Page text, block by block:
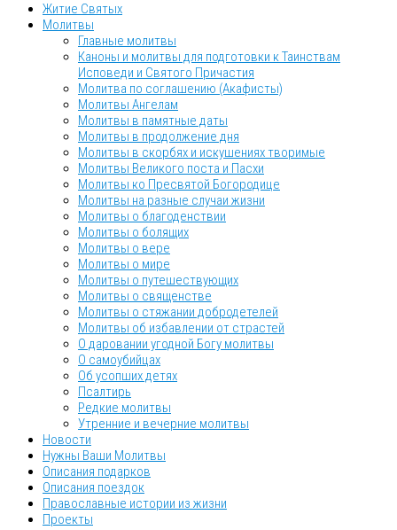
Житие Святых
Молитвы
Главные молитвы
Каноны и молитвы для подготовки к Таинствам
Исповеди и Святого Причастия
Молитва по соглашению (Акафисты)
Молитвы Ангелам
Молитвы в памятные даты
Молитвы в продолжение дня
Молитвы в скорбях и искушениях творимые
Молитвы Великого поста и Пасхи
Молитвы ко Пресвятой Богородице
Молитвы на разные случаи жизни
Молитвы о благоденствии
Молитвы о болящих
Молитвы о вере
Молитвы о мире
Молитвы о путешествующих
Молитвы о священстве
Молитвы о стяжании добродетелей
Молитвы об избавлении от страстей
О даровании угодной Богу молитвы
О самоубийцах
Об усопших детях
Псалтирь
Редкие молитвы
Утренние и вечерние молитвы
Новости
Нужны Ваши Молитвы
Описания подарков
Описания поездок
Православные истории из жизни
Проекты